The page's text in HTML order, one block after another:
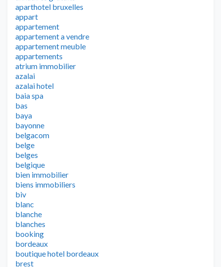
aparthotel bruxelles
appart
appartement
appartement a vendre
appartement meuble
appartements
atrium immobilier
azalai
azalai hotel
baia spa
bas
baya
bayonne
belgacom
belge
belges
belgique
bien immobilier
biens immobiliers
biv
blanc
blanche
blanches
booking
bordeaux
boutique hotel bordeaux
brest